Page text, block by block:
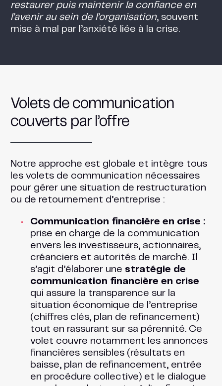
restaurer puis maintenir la confiance en
l’avenir au sein de l’organisation, souvent
mise à mal par l’anxiété liée à la crise​.
Volets de communication
couverts par l’offre
Notre approche est globale et intègre tous
les volets de communication nécessaires
pour gérer une situation de restructuration
ou de retournement d’entreprise :
Communication financière en crise :
prise en charge de la communication
envers les investisseurs, actionnaires,
créanciers et autorités de marché. Il
s’agit d’élaborer une stratégie de
communication financière en crise
qui assure la transparence sur la
situation économique de l’entreprise
(chiffres clés, plan de refinancement)
tout en rassurant sur sa pérennité. Ce
volet couvre notamment les annonces
financières sensibles (résultats en
baisse, plan de refinancement, entrée
en procédure collective) et le dialogue